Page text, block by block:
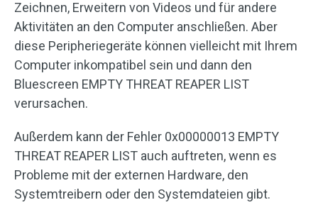
Zeichnen, Erweitern von Videos und für andere
Aktivitäten an den Computer anschließen. Aber
diese Peripheriegeräte können vielleicht mit Ihrem
Computer inkompatibel sein und dann den
Bluescreen EMPTY THREAT REAPER LIST
verursachen.
Außerdem kann der Fehler 0x00000013 EMPTY
THREAT REAPER LIST auch auftreten, wenn es
Probleme mit der externen Hardware, den
Systemtreibern oder den Systemdateien gibt.